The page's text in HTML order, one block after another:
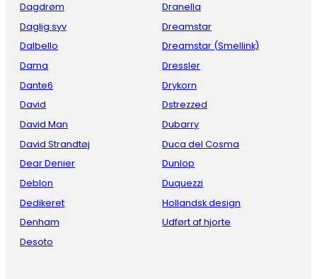
Dagdrøm
Daglig syv
Dalbello
Dama
Dante6
David
David Man
David Strandtøj
Dear Denier
Deblon
Dedikeret
Denham
Desoto
Dranella
Dreamstar
Dreamstar (Smellink)
Dressler
Drykorn
Dstrezzed
Dubarry
Duca del Cosma
Dunlop
Duquezzi
Hollandsk design
Udført af hjorte